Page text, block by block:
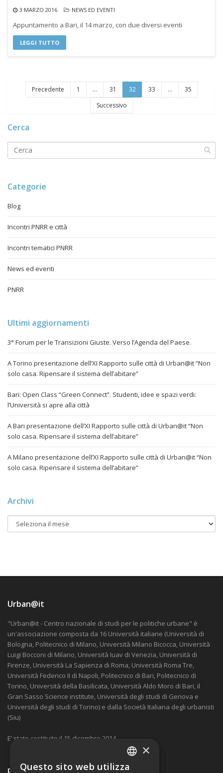
3 MARZO 2016 NEWS ED EVENTI
Appuntamento a Bari, il 14 marzo, con due diversi eventi
LEGGI TUTTO
Precedente 1 … 31 32 33 …
35
Successivo
Cerca
Categorie
Blog
Incontri PNRR e città
Incontri tematici PNRR
News ed eventi
PNRR
Ultimi aggiornamenti
3° Forum per le Transizioni Giuste. Verso l’Agenda del Paese.
A Torino presentazione dell’XI Rapporto sulle città di Urban@it “Non
solo casa. Ripensare il sistema dell’abitare”
Bari: Open Class “Green Connect”. Studenti, idee e spazi verdi:
l’Università si apre alla città
A Bari presentazione dell’XI Rapporto sulle città di Urban@it “Non
solo casa. Ripensare il sistema dell’abitare”
A Milano presentazione dell’XI Rapporto sulle città di Urban@it “Non
solo casa. Ripensare il sistema dell’abitare”
Archivi
Urban@it
"Urban@it - Centro nazionale di studi per le politiche urbane" è
un'associazione composta da 16 Università italiane (Università di
Bologna, Politecnico di Milano, Università Milano Bicocca, Università
Luigi Bocconi di Milano, Università Iuav di Venezia, Università di
Firenze, Università La Sapienza di Roma, Università Roma Tre,
Università Federico II di Napoli, Politecnico di Bari, Politecnico di
Torino, Università della Basilicata, Università Aldo Moro di Bari, il
Gran Sasso Science institute, Università degli studi di Genova e
Università degli studi di Torino) e dalla Società Italiana degli urbanisti
(Siu)
E’ stato costituito il 15 dicembre 2014.
ITALIAN
×
Questo sito web utilizza